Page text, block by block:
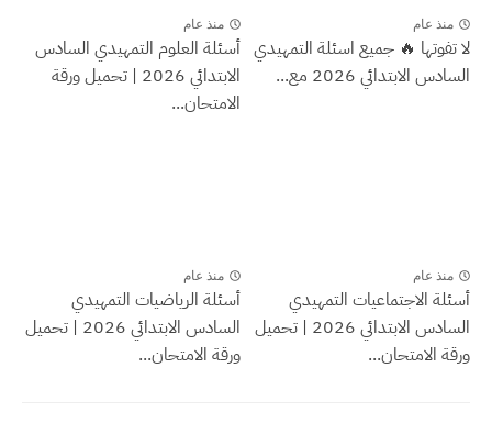
منذ عام
لا تفوتها 🔥 جميع اسئلة التمهيدي
السادس الابتدائي 2026 مع...
منذ عام
أسئلة العلوم التمهيدي السادس
الابتدائي 2026 | تحميل ورقة
الامتحان...
منذ عام
أسئلة الاجتماعيات التمهيدي
السادس الابتدائي 2026 | تحميل
ورقة الامتحان...
منذ عام
أسئلة الرياضيات التمهيدي
السادس الابتدائي 2026 | تحميل
ورقة الامتحان...